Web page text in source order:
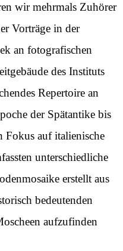
wir mehrmals Zuhörer
Vorträge in der
an fotografischen
des Instituts
Repertoire an
der Spätantike bis
Fokus auf italienische
unterschiedliche
erstellt aus
bedeutenden
aufzufinden